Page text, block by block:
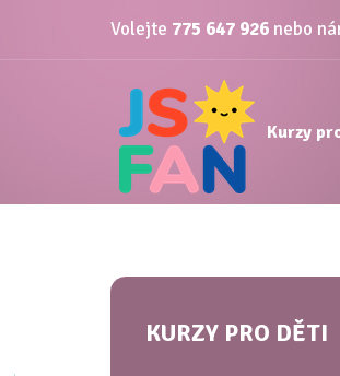
Volejte 775 647 926 nebo
Kurzy
KURZY PRO DĚTI